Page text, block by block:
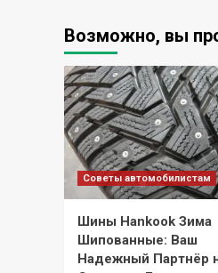
Возможно, вы
Советы автомобилистам
Шины Hankook Зима
Шипованные: Ваш
Надежный Партнёр